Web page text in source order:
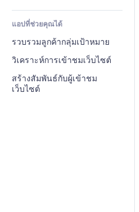
อาหาร & เครื่องดื่ม
ค้นหา
อากาศ
แผนภูมิ & ตาราง
รีวิว & การรับรอง
CRM
แอปที่ช่วยคุณได้
รวบรวมลูกค้ากลุ่มเป้าหมาย
วิเคราะห์การเข้าชมเว็บไซต์
สร้างสัมพันธ์กับผู้เข้าชม
เว็บไซต์